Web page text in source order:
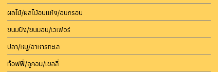
ผลไม้/ผลไม้อบแห้ง/อบกรอบ
ขนมปัง/ขนมอบ/เวเฟอร์
ปลา/หมู/อาหารทะเล
ท๊อฟฟี่/ลูกอม/เยลลี่